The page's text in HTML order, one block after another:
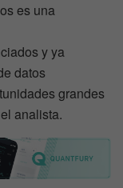
es una
y ya
datos
grandes
analista.